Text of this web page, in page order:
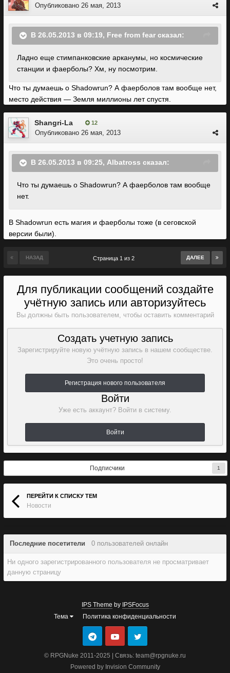
Опубликовано 26 мая, 2013
В 26.05.2013 в 09:19, Free from fear сказал:
Ладно еще стимпанковские арканумы, но космические
станции и фаерболы? Хм, ну посмотрим.
Что ты думаешь о Shadowrun? А фаерболов там вообще нет,
место действия — Земля миллионы лет спустя.
Shangri-La 12
Опубликовано 26 мая, 2013
В 26.05.2013 в 09:25, Albatross сказал:
Что ты думаешь о Shadowrun? А фаерболов там вообще
нет.
В Shadowrun есть магия и фаерболы тоже (в сеговской
версии были).
НАЗАД ДАЛЕЕ
Страница 1 из 2
Для публикации сообщений создайте
учётную запись или авторизуйтесь
Вы должны быть пользователем, чтобы оставить комментарий
Создать учетную запись
Зарегистрируйте новую учётную запись в нашем сообществе.
Это очень просто!
Регистрация нового пользователя
Войти
Уже есть аккаунт? Войти в систему.
Войти
Подписчики 1
ПЕРЕЙТИ К СПИСКУ ТЕМ
Новости
Последние посетители 0 пользователей онлайн
Ни одного зарегистрированного пользователя не просматривает
данную страницу
IPS Theme by IPSFocus
Тема
Политика конфиденциальности
© RPGNuke 2011-2025 | Связь: team@rpgnuke.ru
Powered by Invision Community